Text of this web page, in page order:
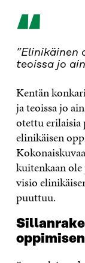
“
”Elinikäinen
teoissa jo
Kentän
ja teoissa jo
otettu erilaisia
elinikäisen
kuitenkaan
visio
puuttuu.